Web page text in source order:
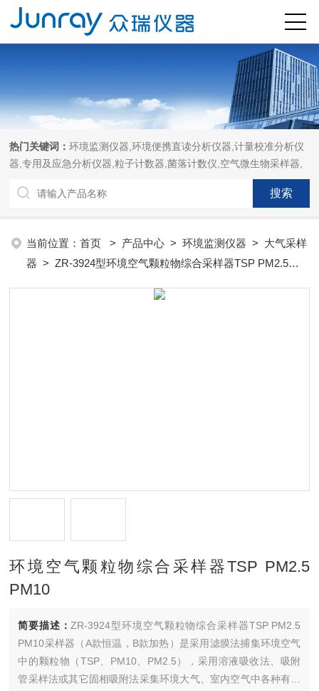
热门关键词：环境监测仪器,环境便携直读分析仪器,计量校准分析仪
器,专用及应急分析仪器,粒子计数器,菌落计数仪,空气微生物采样器,
当前位置：首页 > 产品中心 >环境监测仪器 > 大气采样
器 > ZR-3924型环境空气颗粒物综合采样器TSP PM2.5
环境空气颗粒物综合采样器TSP PM2.5
PM10
简要描述： ZR-3924型环境空气颗粒物综合采样器TSP PM2.5
PM10采样器（A款恒温，B款加热）是采用滤膜法捕集环境空气
中的颗粒物（TSP、PM10、PM2.5），采用溶液吸收法、吸附
管采样法或其它固相吸附法采集环境大气、室内空气中各种有害